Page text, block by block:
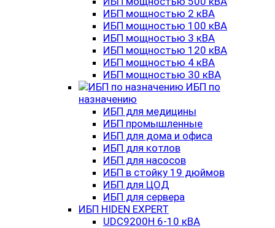
ИБП мощностью 2 кВА
ИБП мощностью 100 кВА
ИБП мощностью 3 кВА
ИБП мощностью 120 кВА
ИБП мощностью 4 кВА
ИБП мощностью 30 кВА
ИБП по
назначению
ИБП для медицины
ИБП промышленные
ИБП для дома и офиса
ИБП для котлов
ИБП для насосов
ИБП в стойку 19 дюймов
ИБП для ЦОД
ИБП для сервера
ИБП HIDEN EXPERT
UDC9200H 6-10 кВА